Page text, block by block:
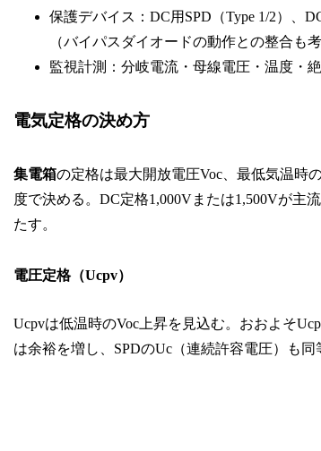
保護デバイス：DC用SPD（Type 1/2）、
（バイパスダイオードの動作との整合も考
監視計測：分岐電流・母線電圧・温度・
電気定格の決め方
集電箱の定格は最大開放電圧Voc、最低気温時
度で決める。DC定格1,000Vまたは1,500Vが主
たす。
電圧定格（Ucpv）
Ucpvは低温時のVoc上昇を見込む。おおよそ
は余裕を増し、SPDのUc（連続許容電圧）も